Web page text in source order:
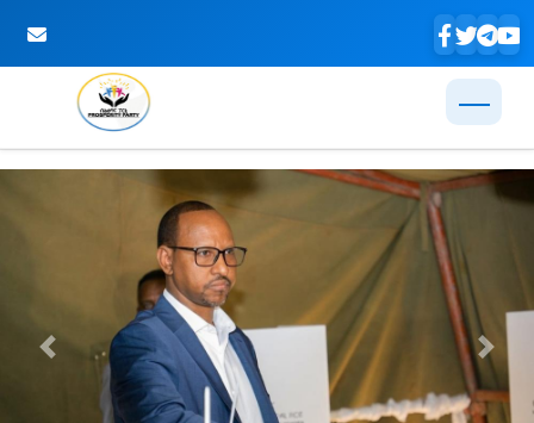
Skip to Main Content
Previous Next